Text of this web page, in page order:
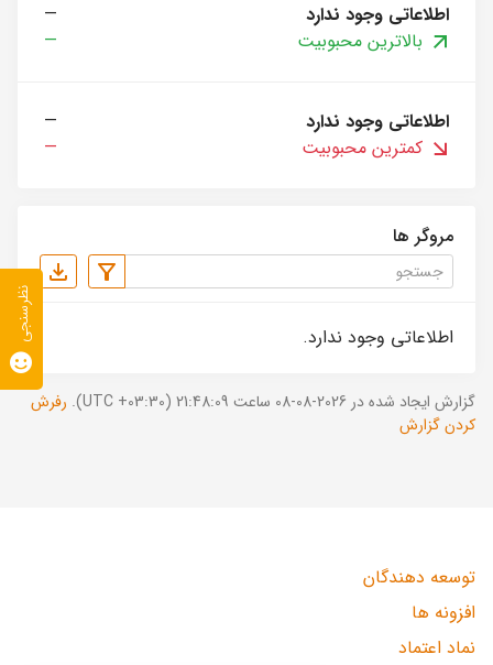
اطلاعاتی وجود ندارد
—
بالاترین محبوبیت
—
اطلاعاتی وجود ندارد
—
کمترین محبوبیت
—
مروگر ها
اطلاعاتی وجود ندارد.
گزارش ایجاد شده در 2026-08-08 ساعت 21:48:09 (UTC +03:30).
رفرش
کردن گزارش
توسعه دهندگان
افزونه ها
نماد اعتماد
نظرسنجی